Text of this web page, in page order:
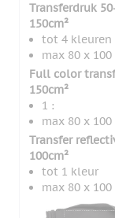
Transferdruk
150cm²
tot 4 kleuren
max 80 x 100
Full color
150cm²
1 :
max 80 x 100
Transfer
100cm²
tot 1 kleur
max 80 x 100